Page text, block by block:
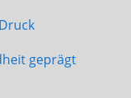
geprägt